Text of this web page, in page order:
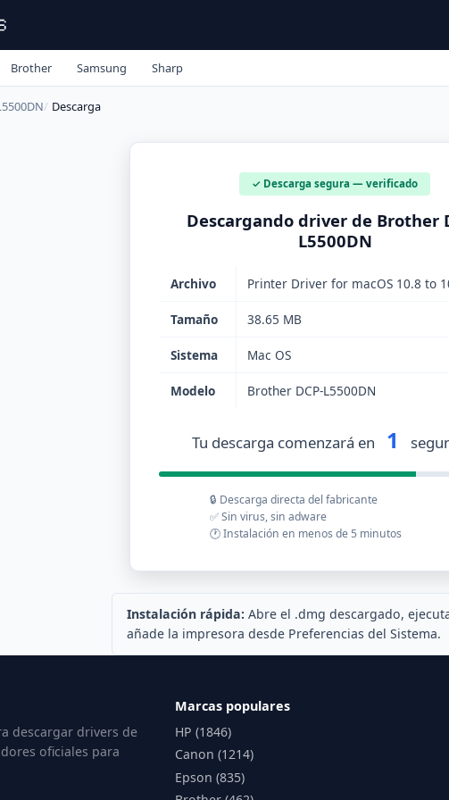
Brother Samsung Sharp
Descarga
✓ Descarga segura — verificado
Descargando driver de Brother
L5500DN
Archivo Printer Driver for macOS 10.8 to
Tamaño 38.65 MB
Sistema Mac OS
Modelo Brother DCP-L5500DN
Tu descarga comenzará en 1
🔒 Descarga directa del fabricante
✅ Sin virus, sin adware
🕐 Instalación en menos de 5 minutos
Instalación rápida: Abre el .dmg descargado,
añade la impresora desde Preferencias del Sistema.
descargar drivers de
oficiales para
Marcas populares
HP (1846)
Canon (1214)
Epson (835)